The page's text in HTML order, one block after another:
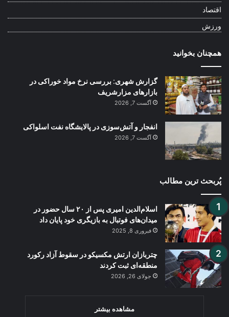
اقتصاد
ورزش
همچنان بخوانید
گزارش شهری: بررسی نرخ مواد خوراکی در
بازارهای مزارشریف
آگست 7, 2026
انفجار و آتش‌سوزی در پالایشگاه نفت اسلواکی
آگست 7, 2026
پُربحث ترین مطالب
اسلام‌الدین امیری پس از ۲۰ سال حضور در
میدان‌های فوتبال به بازیگری خود پایان داد
فبروری 8, 2025
چتربازان ارتش مکسیکو در سقوط آزاد رکورد
منطقه‌ای ثبت کردند
جولای 26, 2026
مشاهده بیشتر